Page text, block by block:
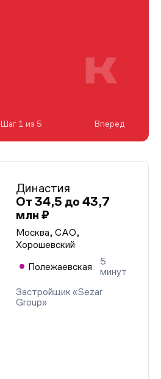
Династия
От 34,5 до 43,7
млн ₽
Москва, САО,
Хорошевский
Полежаевская
5
минут
Застройщик «Sezar
Group»
Шаг 1 из 5 Вперед